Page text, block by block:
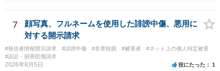
らご相談になることをお勧めいたします。
7
顔写真、フルネームを使用した誹謗中傷、悪用に
対する開示請求
#発信者情報開示請求 #誹謗中傷 #名誉毀損 #被害者
#ネット上の個人特定被害
#訴訟・損害賠償請求
2026年8月5日 役にたった 1